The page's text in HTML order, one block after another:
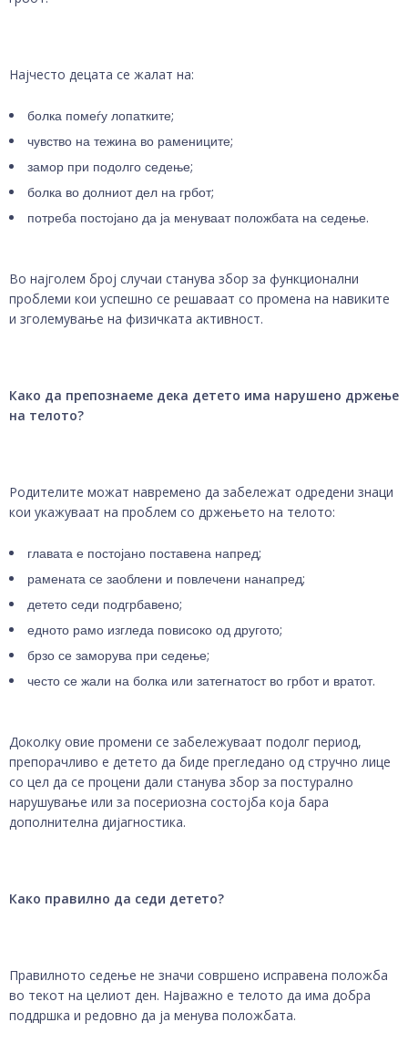
Најчесто децата се жалат на:
болка помеѓу лопатките;
чувство на тежина во рамениците;
замор при подолго седење;
болка во долниот дел на грбот;
потреба постојано да ја менуваат положбата на седење.
Во најголем број случаи станува збор за функционални
проблеми кои успешно се решаваат со промена на навиките
и зголемување на физичката активност.
Како да препознаеме дека детето има нарушено држење
на телото?
Родителите можат навремено да забележат одредени знаци
кои укажуваат на проблем со држењето на телото:
главата е постојано поставена напред;
рамената се заоблени и повлечени нанапред;
детето седи подгрбавено;
едното рамо изгледа повисоко од другото;
брзо се заморува при седење;
често се жали на болка или затегнатост во грбот и вратот.
Доколку овие промени се забележуваат подолг период,
препорачливо е детето да биде прегледано од стручно лице
со цел да се процени дали станува збор за постурално
нарушување или за посериозна состојба која бара
дополнителна дијагностика.
Како правилно да седи детето?
Правилното седење не значи совршено исправена положба
во текот на целиот ден. Најважно е телото да има добра
поддршка и редовно да ја менува положбата.